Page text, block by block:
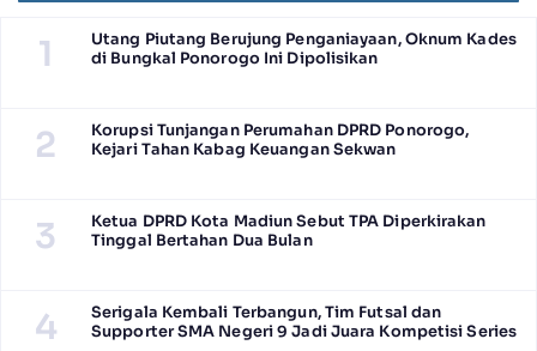
1
Utang Piutang Berujung Penganiayaan, Oknum Kades
di Bungkal Ponorogo Ini Dipolisikan
2
Korupsi Tunjangan Perumahan DPRD Ponorogo,
Kejari Tahan Kabag Keuangan Sekwan
3
Ketua DPRD Kota Madiun Sebut TPA Diperkirakan
Tinggal Bertahan Dua Bulan
4
Serigala Kembali Terbangun, Tim Futsal dan
Supporter SMA Negeri 9 Jadi Juara Kompetisi Series